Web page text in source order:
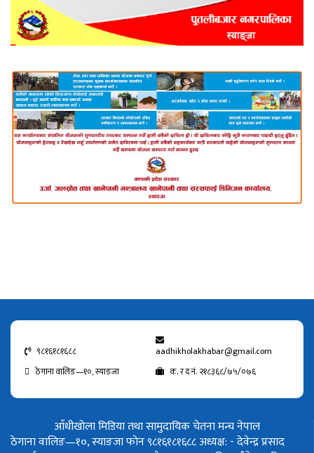
९८१६१८१६८८
aadhikholakhabar@gmail.com
ठेगाना वालिङ—१०, स्याङजा
क. र द नं. २१८३६८/७५/०७६
आँधीखोला मिडिया तथा सामुदायिक चेतना मन्च नेपाल
ठेगाना वालिङ—१०, स्याङजा फोन ९८१६१८१६८८अध्यक्ष: - देवेन्द्र प्रसाद